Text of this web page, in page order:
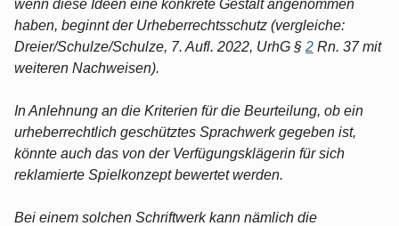
wenn diese Ideen eine konkrete Gestalt angenommen
haben, beginnt der Urheberrechtsschutz (vergleiche:
Dreier/Schulze/Schulze, 7. Aufl. 2022, UrhG § 2 Rn. 37 mit
weiteren Nachweisen).
In Anlehnung an die Kriterien für die Beurteilung, ob ein
urheberrechtlich geschütztes Sprachwerk gegeben ist,
könnte auch das von der Verfügungsklägerin für sich
reklamierte Spielkonzept bewertet werden.
Bei einem solchen Schriftwerk kann nämlich die